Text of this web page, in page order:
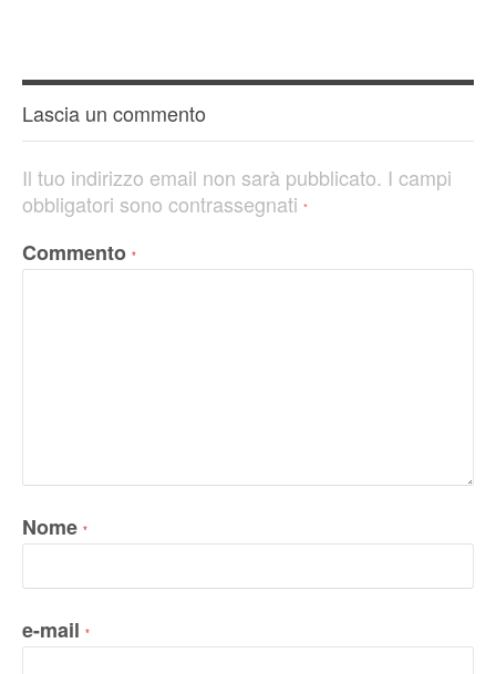
Lascia un commento
Il tuo indirizzo email non sarà pubblicato. I campi
obbligatori sono contrassegnati *
Commento *
Nome *
e-mail *